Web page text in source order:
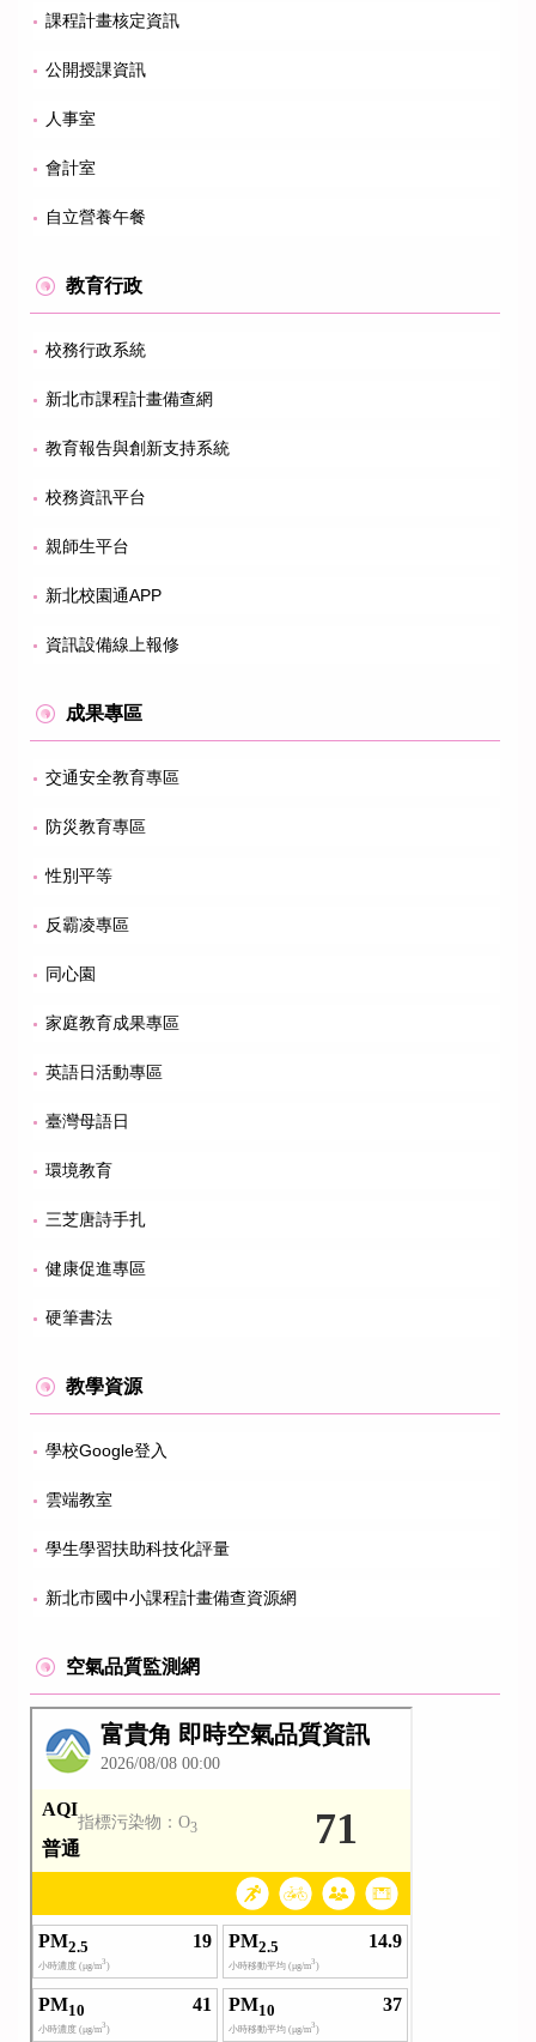
課程計畫核定資訊
公開授課資訊
人事室
會計室
自立營養午餐
教育行政
校務行政系統
新北市課程計畫備查網
教育報告與創新支持系統
校務資訊平台
親師生平台
新北校園通APP
資訊設備線上報修
成果專區
交通安全教育專區
防災教育專區
性別平等
反霸凌專區
同心園
家庭教育成果專區
英語日活動專區
臺灣母語日
環境教育
三芝唐詩手扎
健康促進專區
硬筆書法
教學資源
學校Google登入
雲端教室
學生學習扶助科技化評量
新北市國中小課程計畫備查資源網
空氣品質監測網